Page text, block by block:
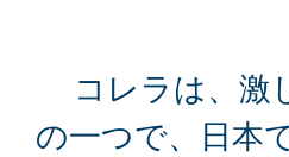
コレラは、激
の一つで、日本